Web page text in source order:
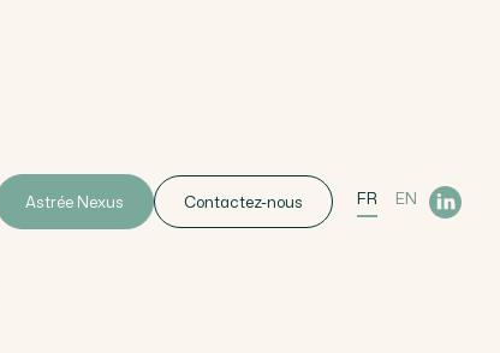
Astrée Nexus Contactez-nous FR EN